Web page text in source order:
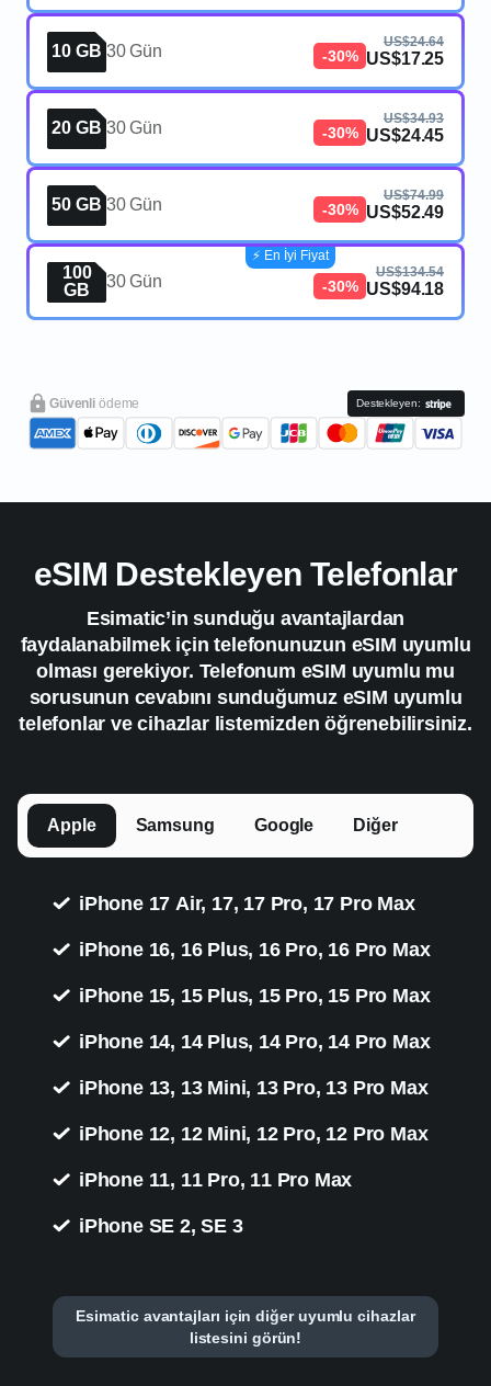
10 GB 30 Gün -30%
US$24.64
US$17.25
20 GB 30 Gün -30%
US$34.93
US$24.45
50 GB 30 Gün -30%
US$74.99
US$52.49
100
GB
30 Gün -30%
US$134.54
US$94.18
⚡️ En İyi Fiyat
Güvenli ödeme Destekleyen:
eSIM Destekleyen Telefonlar
Esimatic’in sunduğu avantajlardan
faydalanabilmek için telefonunuzun eSIM uyumlu
olması gerekiyor. Telefonum eSIM uyumlu mu
sorusunun cevabını sunduğumuz eSIM uyumlu
telefonlar ve cihazlar listemizden öğrenebilirsiniz.
Apple Samsung Google Diğer
iPhone 17 Air, 17, 17 Pro, 17 Pro Max
iPhone 16, 16 Plus, 16 Pro, 16 Pro Max
iPhone 15, 15 Plus, 15 Pro, 15 Pro Max
iPhone 14, 14 Plus, 14 Pro, 14 Pro Max
iPhone 13, 13 Mini, 13 Pro, 13 Pro Max
iPhone 12, 12 Mini, 12 Pro, 12 Pro Max
iPhone 11, 11 Pro, 11 Pro Max
iPhone SE 2, SE 3
Esimatic avantajları için diğer uyumlu cihazlar
listesini görün!